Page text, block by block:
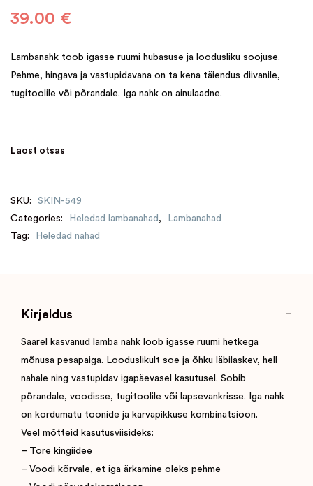
39.00 €
Lambanahk toob igasse ruumi hubasuse ja loodusliku soojuse.
Pehme, hingava ja vastupidavana on ta kena täiendus diivanile,
tugitoolile või põrandale. Iga nahk on ainulaadne.
Laost otsas
SKU:
SKIN-549
Categories:
Heledad lambanahad ,
Lambanahad
Tag:
Heledad nahad
Kirjeldus
Saarel kasvanud lamba nahk loob igasse ruumi hetkega
mõnusa pesapaiga. Looduslikult soe ja õhku läbilaskev, hell
nahale ning vastupidav igapäevasel kasutusel. Sobib
põrandale, voodisse, tugitoolile või lapsevankrisse. Iga nahk
on kordumatu toonide ja karvapikkuse kombinatsioon.
Veel mõtteid kasutusviisideks:
– Tore kingiidee
– Voodi kõrvale, et iga ärkamine oleks pehme